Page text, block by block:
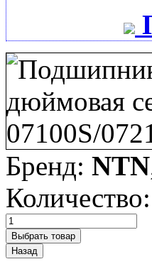
Бренд: NTN
Количество: